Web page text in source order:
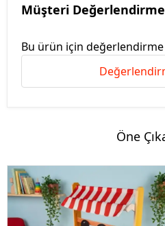
Müşteri
Bu ürün için
Öne